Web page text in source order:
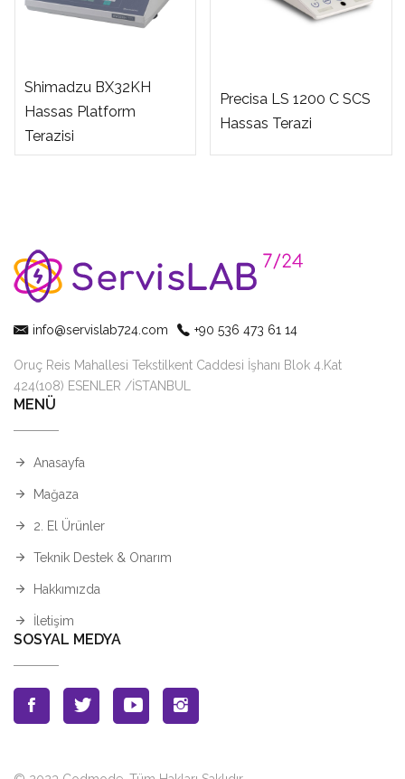
Shimadzu BX32KH
Hassas Platform
Terazisi
Precisa LS 1200 C SCS
Hassas Terazi
info@servislab724.com +90 536 473 61 14
Oruç Reis Mahallesi Tekstilkent Caddesi İşhanı Blok 4.Kat
424(108) ESENLER /İSTANBUL
MENÜ
Anasayfa
Mağaza
2. El Ürünler
Teknik Destek & Onarım
Hakkımızda
İletişim
SOSYAL MEDYA